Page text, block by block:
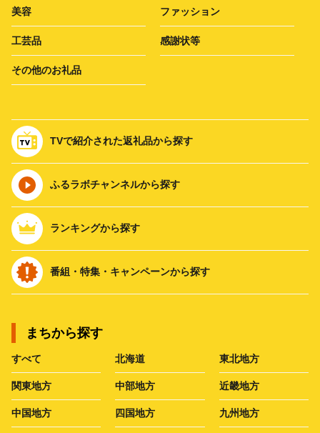
美容 ファッション
工芸品 感謝状等
その他のお礼品
TVで紹介された返礼品から探す
ふるラボチャンネルから探す
ランキングから探す
番組・特集・キャンペーンから探す
まちから探す
すべて 北海道 東北地方
関東地方 中部地方 近畿地方
中国地方 四国地方 九州地方